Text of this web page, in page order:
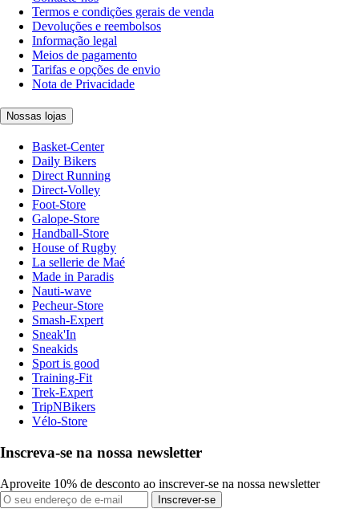
Termos e condições gerais de venda
Devoluções e reembolsos
Informação legal
Meios de pagamento
Tarifas e opções de envio
Nota de Privacidade
Nossas lojas
Basket-Center
Daily Bikers
Direct Running
Direct-Volley
Foot-Store
Galope-Store
Handball-Store
House of Rugby
La sellerie de Maé
Made in Paradis
Nauti-wave
Pecheur-Store
Smash-Expert
Sneak'In
Sneakids
Sport is good
Training-Fit
Trek-Expert
TripNBikers
Vélo-Store
Inscreva-se na nossa newsletter
Aproveite 10% de desconto ao inscrever-se na nossa newsletter
Inscrever-se